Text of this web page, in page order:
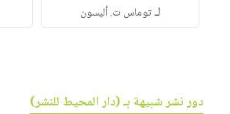
لـتوماس ت. أليسون
دور نشر شبيهة بـ (دار المحيط للنشر)